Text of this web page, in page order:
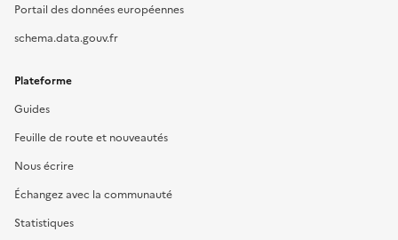
Portail des données européennes
schema.data.gouv.fr
Plateforme
Guides
Feuille de route et nouveautés
Nous écrire
Échangez avec la communauté
Statistiques